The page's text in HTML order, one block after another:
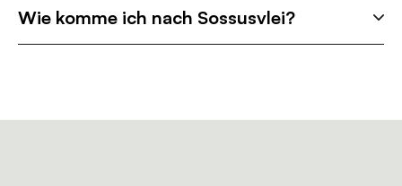
Wie komme ich nach Sossusvlei?